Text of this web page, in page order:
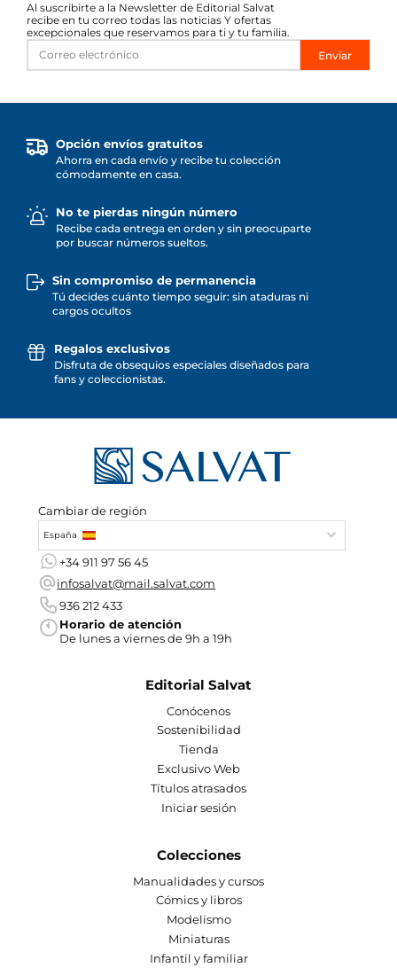
Al suscribirte a la Newsletter de Editorial Salvat
recibe en tu correo todas las noticias Y ofertas
excepcionales que reservamos para ti y tu familia.
Enviar
Opción envíos gratuitos
Ahorra en cada envío y recibe tu colección
cómodamente en casa.
No te pierdas ningún número
Recibe cada entrega en orden y sin preocuparte
por buscar números sueltos.
Sin compromiso de permanencia
Tú decides cuánto tiempo seguir: sin ataduras ni
cargos ocultos
Regalos exclusivos
Disfruta de obsequios especiales diseñados para
fans y coleccionistas.
Cambiar de región
España
+34 911 97 56 45
infosalvat@mail.salvat.com
936 212 433
Horario de atención
De lunes a viernes de 9h a 19h
Editorial Salvat
Conócenos
Sostenibilidad
Tienda
Exclusivo Web
Títulos atrasados
Iniciar sesión
Colecciones
Manualidades y cursos
Cómics y libros
Modelismo
Miniaturas
Infantil y familiar